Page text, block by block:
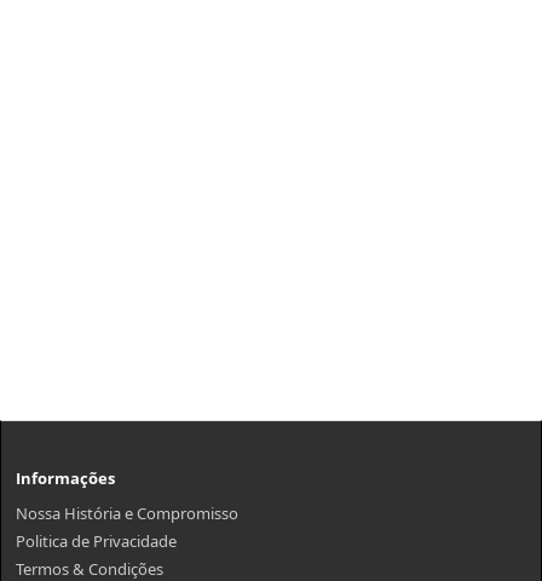
Informações
Nossa História e Compromisso
Politica de Privacidade
Termos & Condições